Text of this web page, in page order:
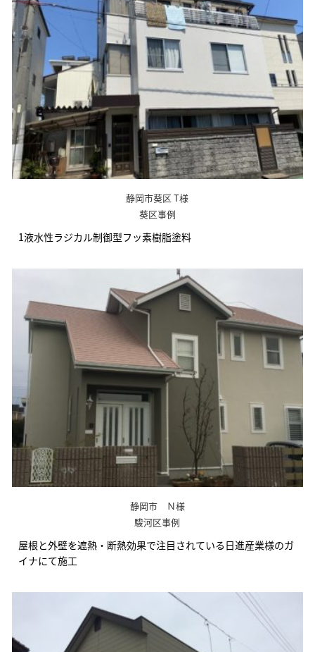
静岡市葵区 T様
葵区事例
1液水性ラジカル制御型フッ素樹脂塗料
静岡市 Ｎ様
駿河区事例
屋根と外壁を遮熱・断熱効果で注目されている日進産業様のガ
イナにて施工